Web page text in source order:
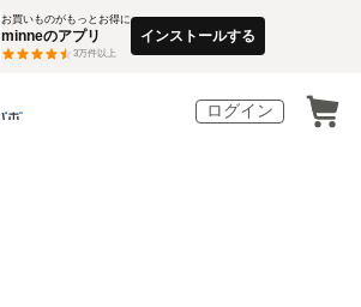
お買いものがもっとお得に
minneのアプリ
3万件以上
インストールする
ログイン